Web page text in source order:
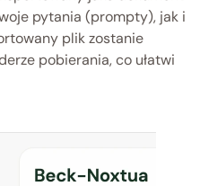
pytania (prompty), jak i
plik zostanie
pobierania, co ułatwi